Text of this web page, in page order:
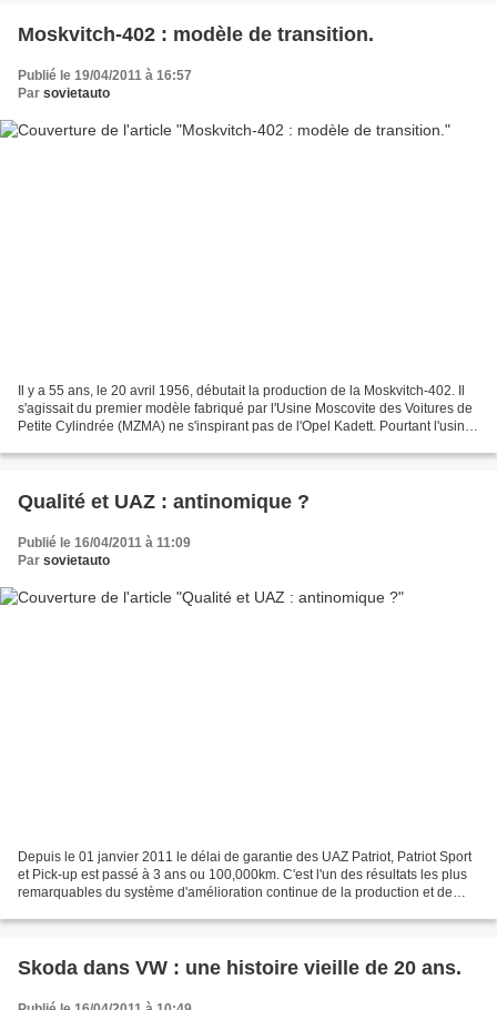
Moskvitch-402 : modèle de transition.
Publié le 19/04/2011 à 16:57
Par sovietauto
Il y a 55 ans, le 20 avril 1956, débutait la production de la Moskvitch-402. Il
s'agissait du premier modèle fabriqué par l'Usine Moscovite des Voitures de
Petite Cylindrée (MZMA) ne s'inspirant pas de l'Opel Kadett. Pourtant l'usine
Qualité et UAZ : antinomique ?
Publié le 16/04/2011 à 11:09
Par sovietauto
Depuis le 01 janvier 2011 le délai de garantie des UAZ Patriot, Patriot Sport
et Pick-up est passé à 3 ans ou 100,000km. C'est l'un des résultats les plus
remarquables du système d'amélioration continue de la production et de
Skoda dans VW : une histoire vieille de 20 ans.